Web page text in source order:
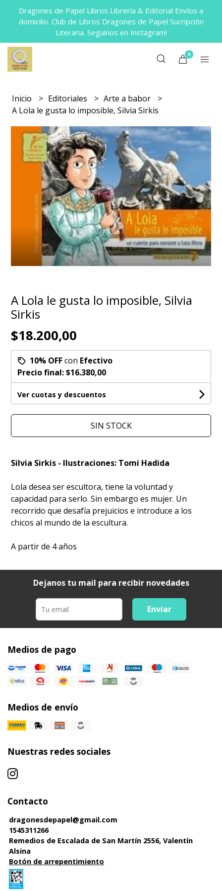
Dragones de Papel Libros Librería & Editorial Envíos a
domicilio. Club de Libros Dragones de Papel Sucripción
Literaria. Seguinos en Instagram!
0
Inicio Editoriales
Arte a babor
A Lola le gusta lo imposible, Silvia Sirkis
A Lola le gusta lo imposible, Silvia
Sirkis
$18.200,00
10% OFFcon Efectivo
Precio final:$16.380,00
Ver cuotas y descuentos
SIN STOCK
Silvia Sirkis - Ilustraciones: Tomi Hadida
Lola desea ser escultora, tiene la voluntad y
capacidad para serlo. Sin embargo es mujer. Un
recorrido que desafía prejuicios e introduce a los
chicos al mundo de la escultura.
A partir de 4 años
Dejanos tu mail para recibir novedades
Enviar
Medios de pago
Medios de envío
Nuestras redes sociales
Contacto
dragonesdepapel@gmail.com
1545311266
Remedios de Escalada de San Martín 2556, Valentín
Alsina
Botón de arrepentimiento